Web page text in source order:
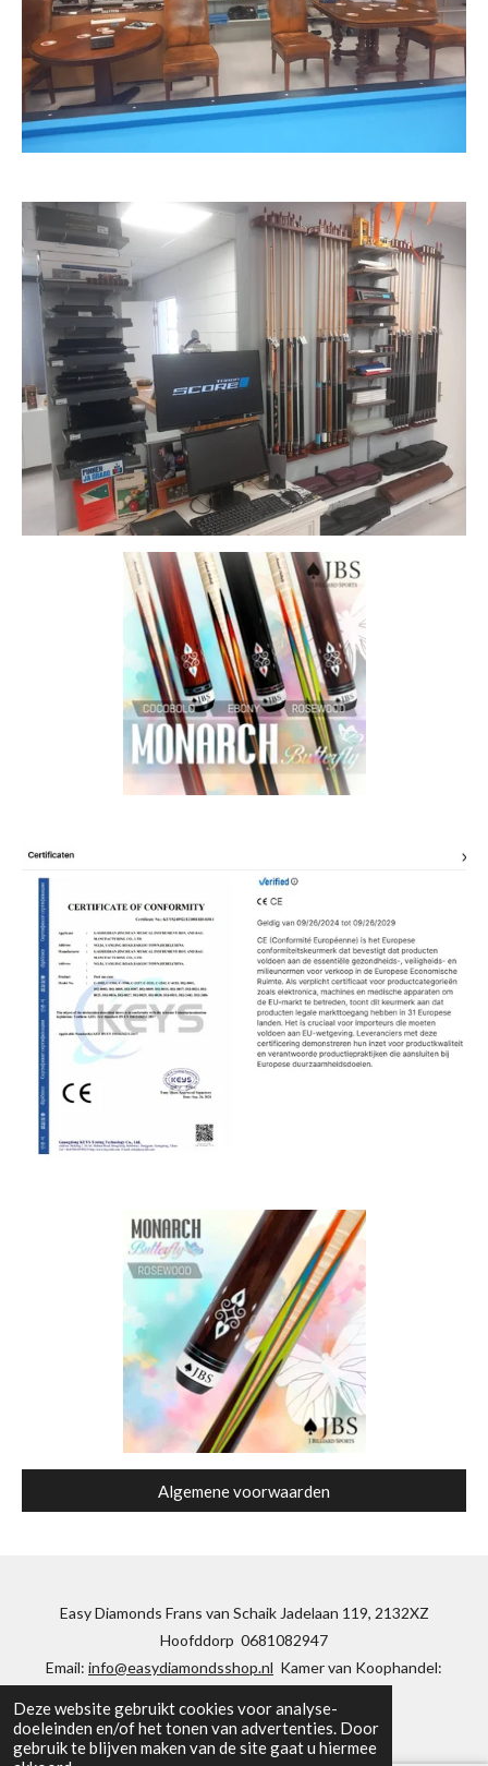
Deze website gebruikt cookies voor analyse-
doeleinden en/of het tonen van advertenties. Door
gebruik te blijven maken van de site gaat u hiermee
Algemene voorwaarden
Easy Diamonds Frans van Schaik Jadelaan 119, 2132XZ
Hoofddorp 0681082947
Email: info@easydiamondsshop.nl Kamer van Koophandel:
© 2020 - 2026 easydiamondsshop.nl